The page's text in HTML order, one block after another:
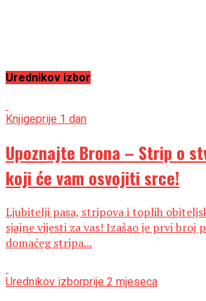
Urednikov izbor
Knjigeprije 1 dan
Upoznajte Brona – Strip o
koji će vam osvojiti srce!
Ljubitelji pasa, stripova i toplih
sjajne vijesti za vas! Izašao je prvi broj
domaćeg stripa...
Urednikov izborprije 2 mjeseca